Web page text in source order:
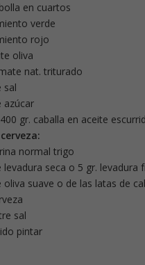
en cuartos
verde
rojo
oliva
nat. triturado
sal
azúcar
gr. caballa en aceite
normal trigo
levadura seca o 5 gr. levadura
oliva suave o de las latas de
sal
pintar